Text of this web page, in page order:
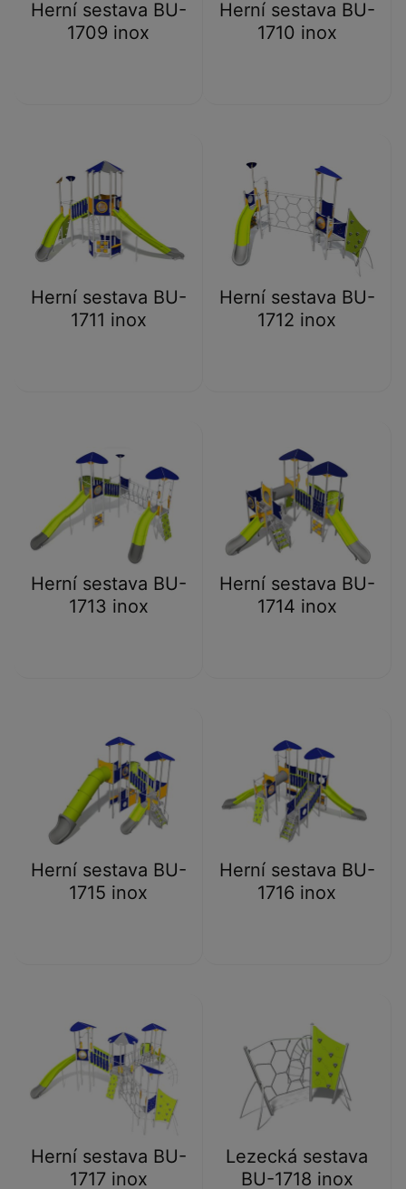
Herní sestava BU-
1709 inox
Herní sestava BU-
1710 inox
Herní sestava BU-
1711 inox
Herní sestava BU-
1712 inox
Herní sestava BU-
1713 inox
Herní sestava BU-
1714 inox
Herní sestava BU-
1715 inox
Herní sestava BU-
1716 inox
Herní sestava BU-
1717 inox
Lezecká sestava
BU-1718 inox